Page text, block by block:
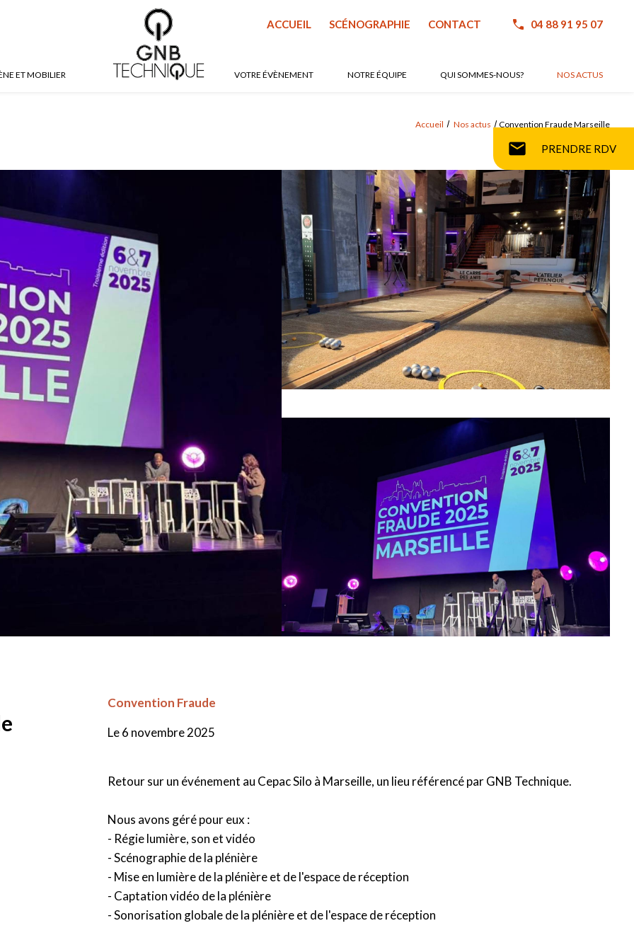
ET MOBILIER
ACCUEIL SCÉNOGRAPHIE CONTACT 04 88 91 95 07
VOTRE ÉVÈNEMENT NOTRE ÉQUIPE QUI SOMMES-NOUS? NOS ACTUS
Accueil Nos actus Convention Fraude Marseille
Convention Fraude
Le 6 novembre 2025
Retour sur un événement au CepacSilo à Marseille, un lieu référencé par GNB Technique.
Nous avons géré pour eux :
- Régie lumière, son et vidéo
- Scénographie de la plénière
- Mise en lumière de la plénière et de l'espace de réception
- Captation vidéo de la plénière
- Sonorisation globale de la plénière et de l'espace de réception
mail PRENDRE RDV